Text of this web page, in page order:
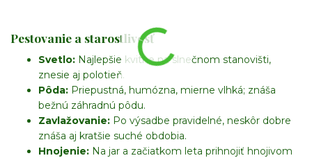
Pestovanie a starostlivosť
Svetlo: Najlepšie kvitne na slnečnom stanovišti,
znesie aj polotieň.
Pôda: Priepustná, humózna, mierne vlhká; znáša
bežnú záhradnú pôdu.
Zavlažovanie: Po výsadbe pravidelné, neskôr dobre
znáša aj kratšie suché obdobia.
Hnojenie: Na jar a začiatkom leta prihnojiť hnojivom